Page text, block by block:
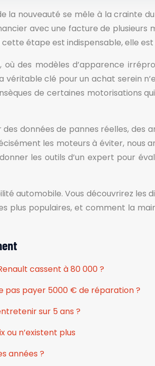
la nouveauté se mêle à la crainte
avec une facture de plusieurs
étape est indispensable, elle
des modèles d’apparence
clé pour un achat serein
de certaines motorisations
données de pannes réelles, des
les moteurs à éviter, nous
les outils d’un expert pour
automobile. Vous découvrirez
plus populaires, et comment la
cassent à 80 000 ?
pas payer 5000 € de réparation ?
sur 5 ans ?
ou n’existent plus
années ?